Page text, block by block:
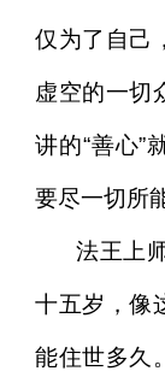
仅为了自己
虚空的一切
讲的“善心”
要尽一切所
法王上
十五岁，像
能住世多久